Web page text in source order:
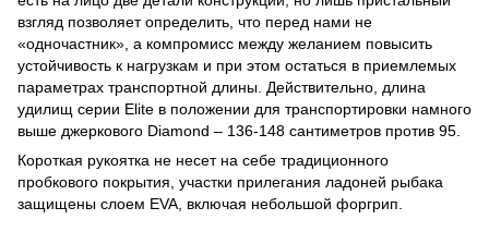
взгляд позволяет определить, что перед нами не
«одночастник», а компромисс между желанием повысить
устойчивость к нагрузкам и при этом остаться в приемлемых
параметрах транспортной длины. Действительно, длина
удилищ серии Elite в положении для транспортировки намного
выше джеркового Diamond – 136-148 сантиметров против 95.
Короткая рукоятка не несет на себе традиционного
пробкового покрытия, участки прилегания ладоней рыбака
защищены слоем EVA, включая небольшой форгрип.